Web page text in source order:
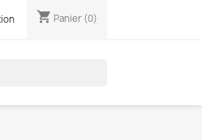
shopping_cart Panier(0)